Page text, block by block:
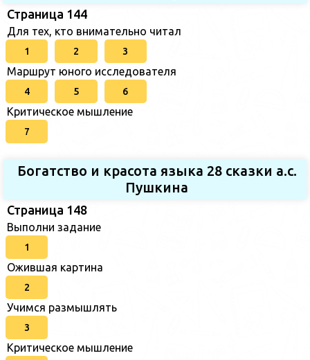
Страница 144
Для тех, кто внимательно читал
1 2 3
Маршрут юного исследователя
4 5 6
Критическое мышление
7
Богатство и красота языка 28 сказки а.с.
Пушкина
Страница 148
Выполни задание
1
Ожившая картина
2
Учимся размышлять
3
Критическое мышление